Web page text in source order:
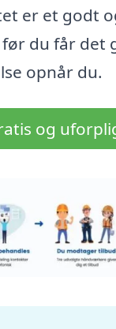
er et godt
du får det
opnår du.
og